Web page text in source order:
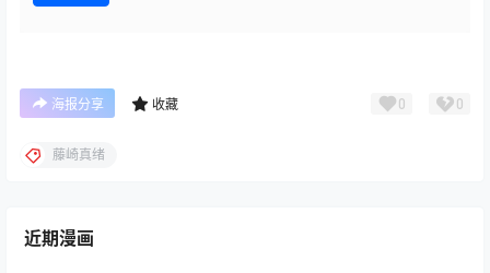
海报分享 收藏 0 0
藤崎真绪
近期漫画